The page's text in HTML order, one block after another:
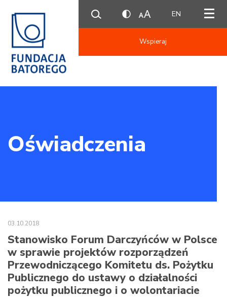
EN
Wspieraj
Oświadczenia
03.10.2018
Stanowisko Forum Darczyńców w Polsce
w sprawie projektów rozporządzeń
Przewodniczącego Komitetu ds. Pożytku
Publicznego do ustawy o działalności
pożytku publicznego i o wolontariacie